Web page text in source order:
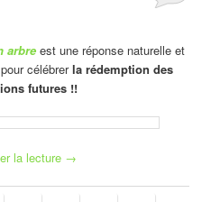
arbre est une réponse naturelle et
célébrerla rédemption des
futures !!
la lecture →